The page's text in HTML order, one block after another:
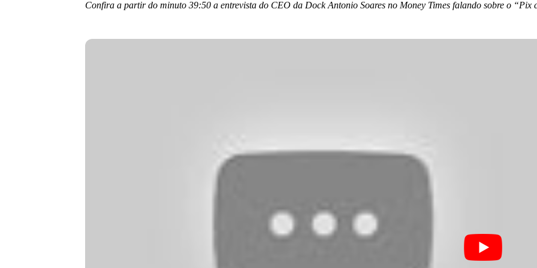
Confira a partir do minuto 39:50 a entrevista do CEO da Dock Antonio Soares no Money Times falando sobre o “Pix